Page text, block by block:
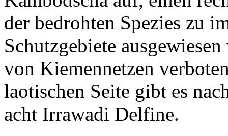
der bedrohten Spezies zu
Schutzgebiete
von Kiemennetzen
laotischen Seite gibt es
acht Irrawadi Delfine.